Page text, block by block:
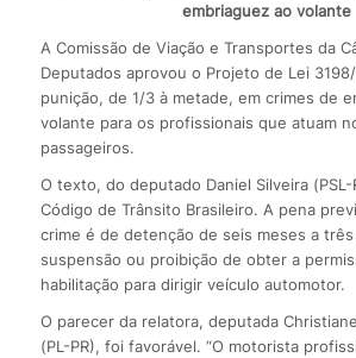
embriaguez ao volante
A Comissão de Viação e Transportes da
Deputados aprovou o Projeto de Lei
punição, de 1/3 à metade, em crimes de
volante para os profissionais que atuam
passageiros.
O texto, do deputado Daniel Silveira (PSL-
Código de Trânsito Brasileiro. A pena
crime é de detenção de seis meses a
suspensão ou proibição de obter a
habilitação para dirigir veículo automotor.
O parecer da relatora, deputada
(PL-PR), foi favorável. “O motorista